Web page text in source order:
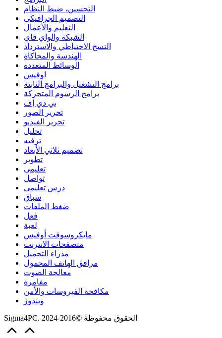
التحسين، ضبط النظام
التصميم الجرافيكي
التعليم والأعمال
الشبكة والواي فاي
النسخ الاحتياطي والاسترداد
الهندسة والمحاكاة
الوسائط المتعددة
اوفيس
برامج التشغيل والبرامج الثابتة
برامج الرسوم المتحركة
بي دي إف
تحرير الصور
تحرير الفيديو
تحليل
ترفيه
تصميم ثلاثي الأبعاد
تطوير
تعليمي
تواصل
درس تعليمي
سباق
ضغط الملفات
فعل
لعبة
مايكروسوفت أوفيس
متصفحات الانترنت
مدراء التحميل
مرافق الهاتف المحمول
معالجة الصوت
مفامرة
مكافحة الفيروسات والأمن
ويندوز
Sigma4PC. الحقوق محفوظة ©2016-2024